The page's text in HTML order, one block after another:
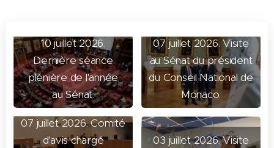
10 juillet 2026.
Dernière séance
plénière de l'année
au Sénat.
07 juillet 2026. Visite
au Sénat du président
du Conseil National de
Monaco.
07 juillet 2026. Comité
d'avis chargé
03 juillet 2026. Visite